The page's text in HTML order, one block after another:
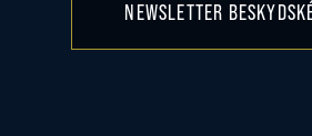
NEWSLETTER